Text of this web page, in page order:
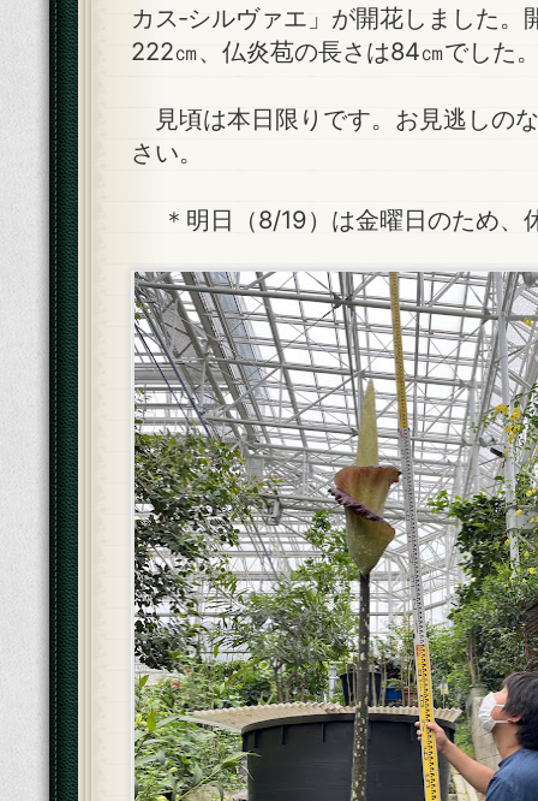
カス‐シルヴァエ」が開花しました。
222㎝、仏炎苞の長さは84㎝でした
見頃は本日限りです。お見逃しの
さい。
＊明日（8/19）は金曜日のため、